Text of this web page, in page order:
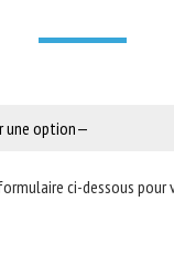
DES
25 février 2025
ci-dessous pour